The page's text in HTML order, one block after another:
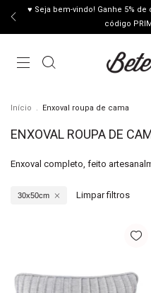
♥ Seja bem-vindo! Ganhe 5%
código
Início . Enxoval roupa de cama
ENXOVAL ROUPA DE
Enxoval completo, feito
30x50cm Limpar filtros